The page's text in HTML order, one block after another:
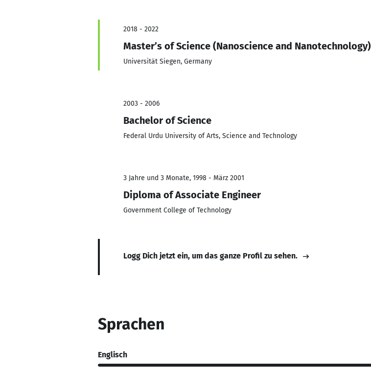
2018 - 2022
Master’s of Science (Nanoscience and Nanotechnology)
Universität Siegen, Germany
2003 - 2006
Bachelor of Science
Federal Urdu University of Arts, Science and Technology
3 Jahre und 3 Monate, 1998 - März 2001
Diploma of Associate Engineer
Government College of Technology
Logg Dich jetzt ein, um das ganze Profil zu sehen.
Sprachen
Englisch